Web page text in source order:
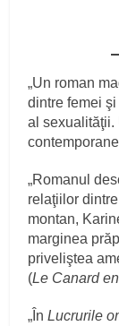
„Un roman
dintre femei
al sexualităţii.
„Romanul
relaţiilor
montan,
marginea
priveliştea
(Le Canard
„ÎnLucrurile